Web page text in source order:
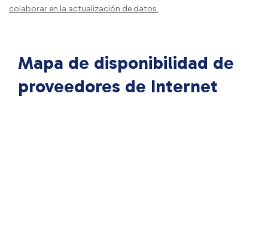
colaborar en la actualización de datos.
Mapa de disponibilidad de
proveedores de Internet